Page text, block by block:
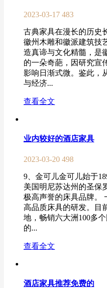
2023-03-17 483
古典家具在漫长的历史
徽州木雕和徽派建筑技
造真谛与文化精髓，是
的一朵奇葩，因研究宣
影响日渐式微。鉴此，
与经济...
查看全文
业内较好的酒店家具
2023-03-20 498
9、金可儿金可儿始于
美国明尼苏达州的圣保
极高声誉的床具品牌。
高品质床具的研发。目
地，畅销六大洲100多
的...
查看全文
酒店家具推荐免费的